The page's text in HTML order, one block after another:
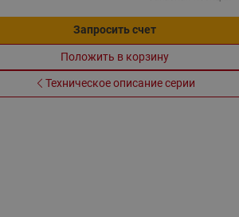
Системы водоснабжения
Запросить счет
Положить в корзину
Техническое описание серии